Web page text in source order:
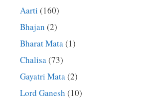
Aarti (160)
Bhajan (2)
Bharat Mata(1)
Chalisa(73)
Gayatri Mata(2)
Lord Ganesh (10)